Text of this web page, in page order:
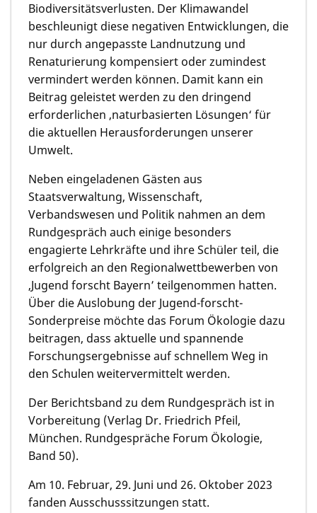
Biodiversitätsverlusten. Der Klimawandel
beschleunigt diese negativen Entwicklungen, die
nur durch angepasste Landnutzung und
Renaturierung kompensiert oder zumindest
vermindert werden können. Damit kann ein
Beitrag geleistet werden zu den dringend
erforderlichen ‚naturbasierten Lösungen‘ für
die aktuellen Herausforderungen unserer
Umwelt.
Neben eingeladenen Gästen aus
Staatsverwaltung, Wissenschaft,
Verbandswesen und Politik nahmen an dem
Rundgespräch auch einige besonders
engagierte Lehrkräfte und ihre Schüler teil, die
erfolgreich an den Regionalwettbewerben von
‚Jugend forscht Bayern’ teilgenommen hatten.
Über die Auslobung der Jugend-forscht-
Sonderpreise möchte das Forum Ökologie dazu
beitragen, dass aktuelle und spannende
Forschungsergebnisse auf schnellem Weg in
den Schulen weitervermittelt werden.
Der Berichtsband zu dem Rundgespräch ist in
Vorbereitung (Verlag Dr. Friedrich Pfeil,
München. Rundgespräche Forum Ökologie,
Band 50).
Am 10. Februar, 29. Juni und 26. Oktober 2023
fanden Ausschusssitzungen statt.